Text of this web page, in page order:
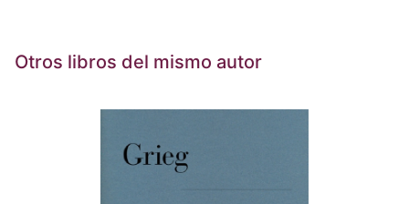
Otros libros del mismo autor